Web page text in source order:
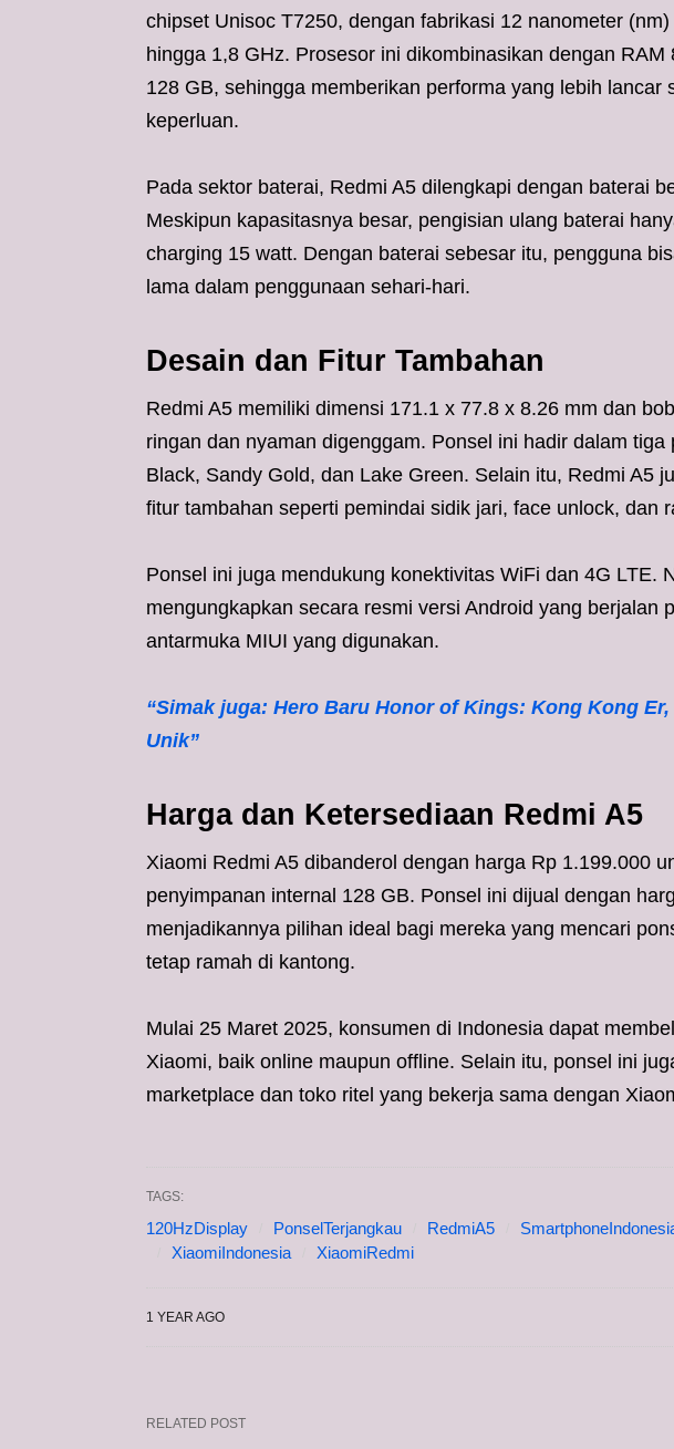
chipset Unisoc T7250, dengan fabrikasi 12 nanometer
hingga 1,8 GHz. Prosesor ini dikombinasikan dengan RAM
128 GB, sehingga memberikan performa yang lebih lancar
keperluan.
Pada sektor baterai, Redmi A5 dilengkapi dengan baterai
Meskipun kapasitasnya besar, pengisian ulang baterai
charging 15 watt. Dengan baterai sebesar itu, pengguna
lama dalam penggunaan sehari-hari.
Desain dan Fitur Tambahan
Redmi A5 memiliki dimensi 171.1 x 77.8 x 8.26 mm dan
ringan dan nyaman digenggam. Ponsel ini hadir dalam
Black, Sandy Gold, dan Lake Green. Selain itu, Redmi A5
fitur tambahan seperti pemindai sidik jari, face unlock, dan
Ponsel ini juga mendukung konektivitas WiFi dan 4G LTE.
mengungkapkan secara resmi versi Android yang berjalan
antarmuka MIUI yang digunakan.
“Simak juga: Hero Baru Honor of Kings: Kong Kong
Unik”
Harga dan Ketersediaan Redmi A5
Xiaomi Redmi A5 dibanderol dengan harga Rp 1.199.000
penyimpanan internal 128 GB. Ponsel ini dijual dengan
menjadikannya pilihan ideal bagi mereka yang mencari
tetap ramah di kantong.
Mulai 25 Maret 2025, konsumen di Indonesia dapat
Xiaomi, baik online maupun offline. Selain itu, ponsel ini
marketplace dan toko ritel yang bekerja sama dengan
TAGS:
120HzDisplay PonselTerjangkau RedmiA5
XiaomiIndonesia
XiaomiRedmi
1 YEAR AGO
RELATED POST